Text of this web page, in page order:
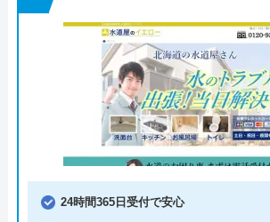
24時間365日受付で安心